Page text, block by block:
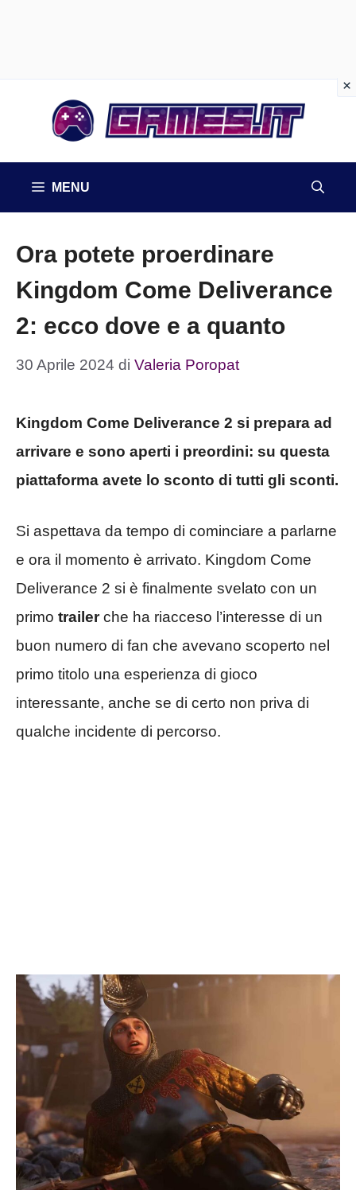
MENU
Ora potete proerdinare
Kingdom Come Deliverance
2: ecco dove e a quanto
30 Aprile 2024 di Valeria Poropat
Kingdom Come Deliverance 2 si prepara ad
arrivare e sono aperti i preordini: su questa
piattaforma avete lo sconto di tutti gli sconti.
Si aspettava da tempo di cominciare a parlarne
e ora il momento è arrivato. Kingdom Come
Deliverance 2 si è finalmente svelato con un
primo trailerche ha riacceso l’interesse di un
buon numero di fan che avevano scoperto nel
primo titolo una esperienza di gioco
interessante, anche se di certo non priva di
qualche incidente di percorso.